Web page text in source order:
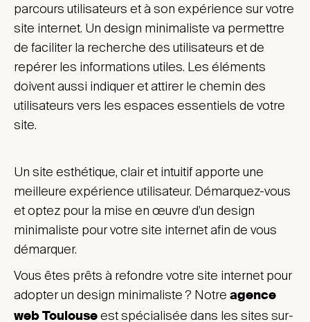
parcours utilisateurs et à son expérience sur votre
site internet. Un design minimaliste va permettre
de faciliter la recherche des utilisateurs et de
repérer les informations utiles. Les éléments
doivent aussi indiquer et attirer le chemin des
utilisateurs vers les espaces essentiels de votre
site.
Un site esthétique, clair et intuitif apporte une
meilleure expérience utilisateur. Démarquez-vous
et optez pour la mise en œuvre d’un design
minimaliste pour votre site internet afin de vous
démarquer.
Vous êtes prêts à refondre votre site internet pour
adopter un design minimaliste ? Notre agence
web Toulouseest spécialisée dans les sites sur-